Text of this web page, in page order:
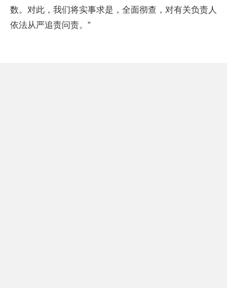
数。对此，我们将实事求是，全面彻查，对有关负责人
依法从严追责问责。”